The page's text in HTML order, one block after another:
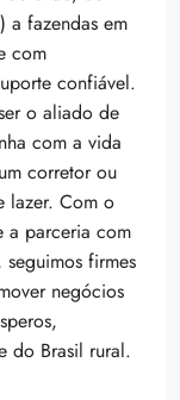
a fazendas em
com
confiável.
o aliado de
com a vida
corretor ou
lazer. Com o
a parceria com
firmes
negócios
do Brasil rural.